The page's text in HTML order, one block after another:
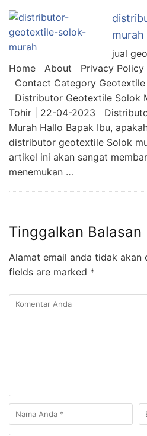
murah
jual
Home About Privacy Policy
Contact Category
Distributor Geotextile
Tohir | 22-04-2023
Murah Hallo Bapak Ibu,
distributor geotextile Solok
artikel ini akan sangat
menemukan …
Tinggalkan Balasan
Alamat email anda tidak akan
fields are marked *